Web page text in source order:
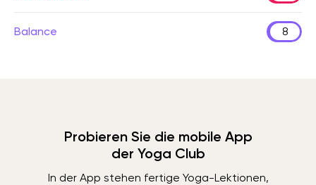
Balance 8
Probieren Sie die mobile App
der Yoga Club
In der App stehen fertige Yoga-Lektionen,